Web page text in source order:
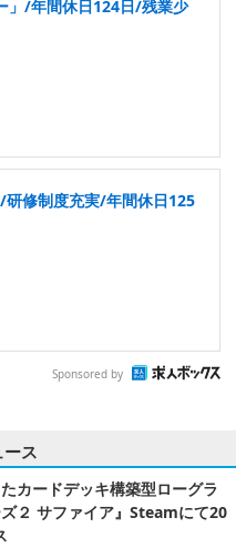
」/年間休日124日/残業少
修制度充実/年間休日125
Sponsored by
ース
カードデッキ構築型ローグラ
２ サファイア』Steamにて20